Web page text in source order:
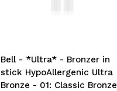
Bell - *Ultra* - Bronzer in
stick HypoAllergenic Ultra
Bronze - 01: Classic Bronze